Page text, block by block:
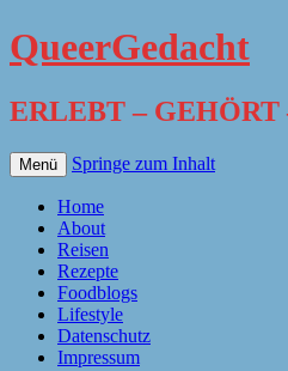
QueerGedacht
ERLEBT – GEHÖRT
Menü Springe zum Inhalt
Home
About
Reisen
Rezepte
Foodblogs
Lifestyle
Datenschutz
Impressum